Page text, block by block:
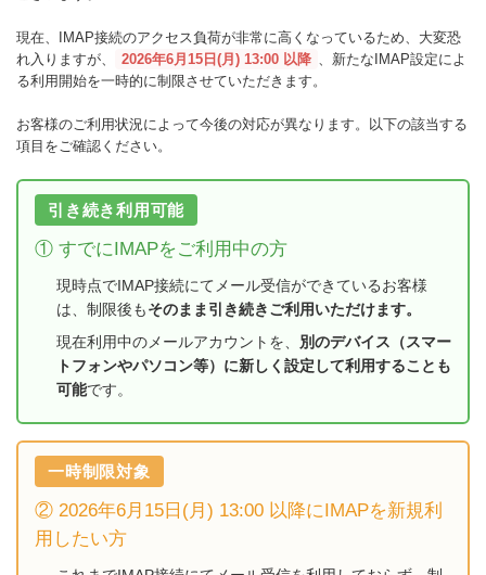
現在、IMAP接続のアクセス負荷が非常に高くなっているため、大変恐
れ入りますが、
2026年6月15日(月) 13:00 以降 、新たなIMAP設定によ
る利用開始を一時的に制限させていただきます。
お客様のご利用状況によって今後の対応が異なります。以下の該当する
項目をご確認ください。
引き続き利用可能
① すでにIMAPをご利用中の方
現時点でIMAP接続にてメール受信ができているお客様
は、制限後もそのまま引き続きご利用いただけます。
現在利用中のメールアカウントを、 別のデバイス（スマー
トフォンやパソコン等）に新しく設定して利用することも
可能です。
一時制限対象
② 2026年6月15日(月) 13:00 以降にIMAPを新規利
用したい方